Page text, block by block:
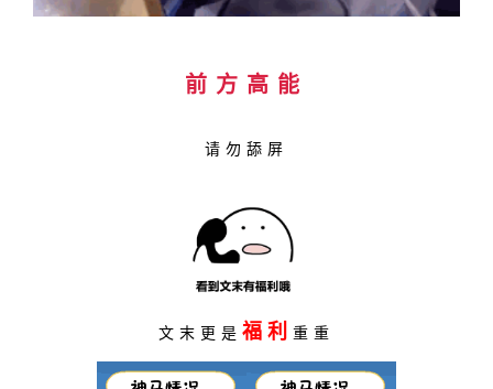
前方高能
请勿舔屏
文末更是 福利 重重